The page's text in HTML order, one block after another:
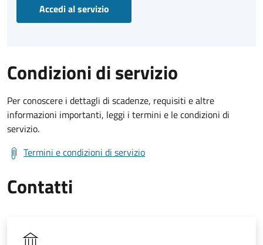
Accedi al servizio
Condizioni di servizio
Per conoscere i dettagli di scadenze, requisiti e altre
informazioni importanti, leggi i termini e le condizioni di
servizio.
Termini e condizioni di servizio
Contatti